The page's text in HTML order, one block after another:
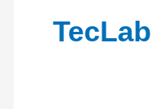
TecLab